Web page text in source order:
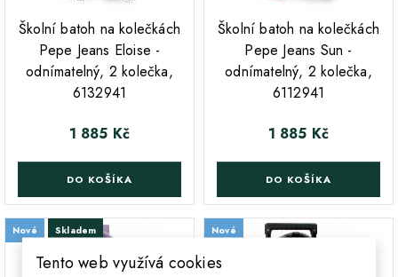
Školní batoh na kolečkách
Pepe Jeans Eloise -
odnímatelný, 2 kolečka,
6132941
Cena
1 885 Kč
DO KOŠÍKA
Školní batoh na kolečkách
Pepe Jeans Sun -
odnímatelný, 2 kolečka,
6112941
Cena
1 885 Kč
DO KOŠÍKA
Nové Skladem Nové
Poslední kus skladem
Tento web využívá cookies